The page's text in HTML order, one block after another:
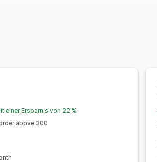
Benutzerdefinierte Benachrichtigungen
einer Ersparnis von 22 %
above 300